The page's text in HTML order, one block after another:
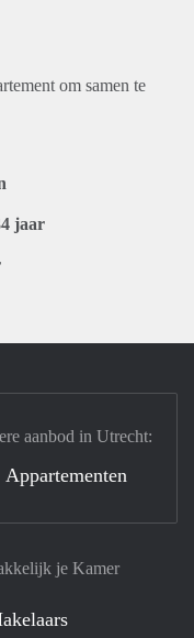
om samen te
jaar
je Kamer
aanbod in Utrecht:
Appartementen